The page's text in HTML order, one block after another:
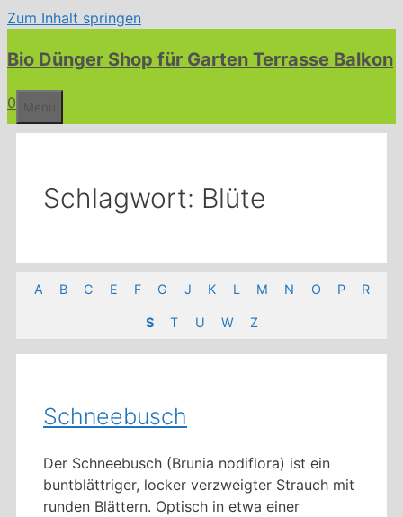
Zum Inhalt springen
Bio Dünger Shop für Garten Terrasse Balkon
0
Schlagwort: Blüte
A B C E F G J K L M N O P R
S T U W Z
Schneebusch
Der Schneebusch (Brunia nodiflora) ist ein
buntblättriger, locker verzweigter Strauch mit
runden Blättern. Optisch in etwa einer